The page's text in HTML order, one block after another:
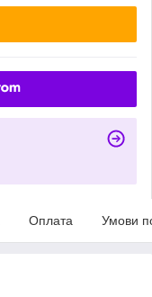
Оплата Умови